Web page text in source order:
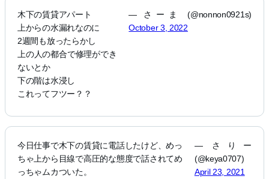
木下の賃貸アパート
上からの水漏れなのに
2週間も放ったらかし
上の人の都合で修理ができ
ないとか
下の階は水浸し
これってフツー？？
— さーま (@nonnon0921s)
October 3, 2022
今日仕事で木下の賃貸に電話したけど、めっ
ちゃ上から目線で高圧的な態度で話されてめ
っちゃムカついた。
— さりー
(@keya0707)
April 23, 2021